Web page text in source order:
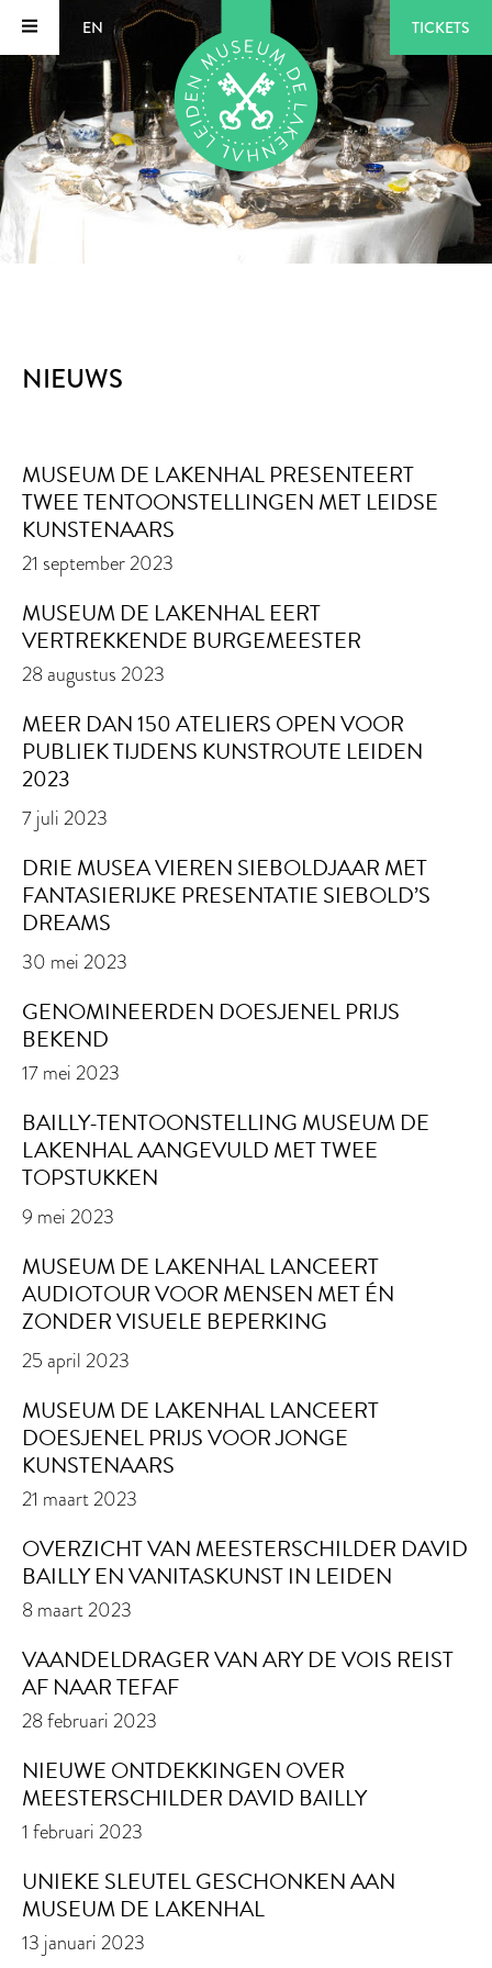
EN TICKETS
NIEUWS
MUSEUM DE LAKENHAL PRESENTEERT
TWEE TENTOONSTELLINGEN MET LEIDSE
KUNSTENAARS
21 september 2023
MUSEUM DE LAKENHAL EERT
VERTREKKENDE BURGEMEESTER
28 augustus 2023
MEER DAN 150 ATELIERS OPEN VOOR
PUBLIEK TIJDENS KUNSTROUTE LEIDEN
2023
7 juli 2023
DRIE MUSEA VIEREN SIEBOLDJAAR MET
FANTASIERIJKE PRESENTATIE SIEBOLD’S
DREAMS
30 mei 2023
GENOMINEERDEN DOESJENEL PRIJS
BEKEND
17 mei 2023
BAILLY-TENTOONSTELLING MUSEUM DE
LAKENHAL AANGEVULD MET TWEE
TOPSTUKKEN
9 mei 2023
MUSEUM DE LAKENHAL LANCEERT
AUDIOTOUR VOOR MENSEN MET ÉN
ZONDER VISUELE BEPERKING
25 april 2023
MUSEUM DE LAKENHAL LANCEERT
DOESJENEL PRIJS VOOR JONGE
KUNSTENAARS
21 maart 2023
OVERZICHT VAN MEESTERSCHILDER DAVID
BAILLY EN VANITASKUNST IN LEIDEN
8 maart 2023
VAANDELDRAGER VAN ARY DE VOIS REIST
AF NAAR TEFAF
28 februari 2023
NIEUWE ONTDEKKINGEN OVER
MEESTERSCHILDER DAVID BAILLY
1 februari 2023
UNIEKE SLEUTEL GESCHONKEN AAN
MUSEUM DE LAKENHAL
13 januari 2023